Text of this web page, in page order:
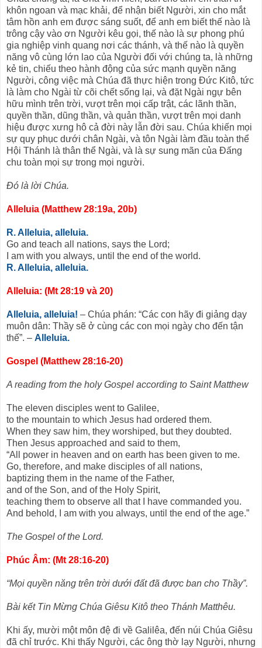
khôn ngoan và mạc khải, để nhận biết Người, xin cho mắt
tâm hồn anh em được sáng suốt, để anh em biết thế nào là
trông cậy vào ơn Người kêu gọi, thế nào là sự phong phú
gia nghiệp vinh quang nơi các thánh, và thế nào là quyền
năng vô cùng lớn lao của Người đối với chúng ta, là những
kẻ tin, chiếu theo hành động của sức mạnh quyền năng
Người, công việc mà Chúa đã thực hiện trong Ðức Kitô, tức
là làm cho Ngài từ cõi chết sống lại, và đặt Ngài ngự bên
hữu mình trên trời, vượt trên mọi cấp trật, các lãnh thần,
quyền thần, dũng thần, và quản thần, vượt trên mọi danh
hiệu được xưng hô cả đời này lẫn đời sau. Chúa khiến mọi
sự quy phục dưới chân Ngài, và tôn Ngài làm đầu toàn thể
Hội Thánh là thân thể Ngài, và là sự sung mãn của Ðấng
chu toàn mọi sự trong mọi người.
Ðó là lời Chúa.
Alleluia (Matthew 28:19a, 20b)
R. Alleluia, alleluia.
Go and teach all nations, says the Lord;
I am with you always, until the end of the world.
R. Alleluia, alleluia.
Alleluia: (Mt 28:19 và 20)
Alleluia, alleluia! – Chúa phán: “Các con hãy đi giảng dạy
muôn dân: Thầy sẽ ở cùng các con mọi ngày cho đến tận
thế”. – Alleluia.
Gospel (Matthew 28:16-20)
A reading from the holy Gospel according to Saint Matthew
The eleven disciples went to Galilee,
to the mountain to which Jesus had ordered them.
When they saw him, they worshiped, but they doubted.
Then Jesus approached and said to them,
“All power in heaven and on earth has been given to me.
Go, therefore, and make disciples of all nations,
baptizing them in the name of the Father,
and of the Son, and of the Holy Spirit,
teaching them to observe all that I have commanded you.
And behold, I am with you always, until the end of the age.”
The Gospel of the Lord.
Phúc Âm: (Mt 28:16-20)
“Mọi quyền năng trên trời dưới đất đã được ban cho Thầy”.
Bài kết Tin Mừng Chúa Giêsu Kitô theo Thánh Matthêu.
Khi ấy, mười một môn đệ đi về Galilêa, đến núi Chúa Giêsu
đã chỉ trước. Khi thấy Người, các ông thờ lạy Người, nhưng